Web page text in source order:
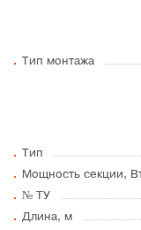
Тип монтажа
Тип
Мощность секции,
№ ТУ
Длина, м